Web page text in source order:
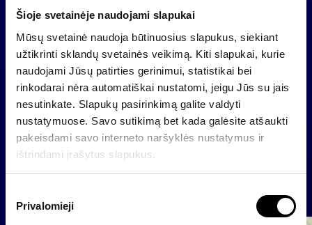
Šioje svetainėje naudojami slapukai
Mūsų svetainė naudoja būtinuosius slapukus, siekiant
užtikrinti sklandų svetainės veikimą. Kiti slapukai, kurie
naudojami Jūsų patirties gerinimui, statistikai bei
rinkodarai nėra automatiškai nustatomi, jeigu Jūs su jais
nesutinkate. Slapukų pasirinkimą galite valdyti
nustatymuose. Savo sutikimą bet kada galėsite atšaukti
pakeisdami savo interneto naršyklės nustatymus ir
ištrindami įrašytus slapukus.
Privalomieji
„InReal“ teikia nekilnojamojo turto ir verslo
vertinimo, taip pat – tarpininkavimo perkant,
parduodant ir nuomojant gyvenamosios ir
komercinės paskirties nekilnojamąjį turtą paslaugas.